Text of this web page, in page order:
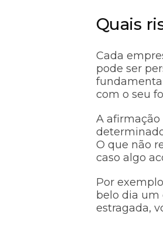
Quais
Cada
pode ser
com o seu
A
O que não
caso algo
Por
belo dia um
estragada,